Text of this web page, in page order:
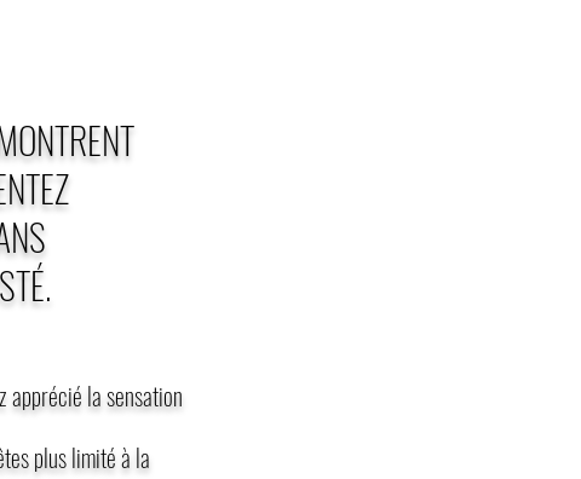
apprécié la sensation
plus limité à la